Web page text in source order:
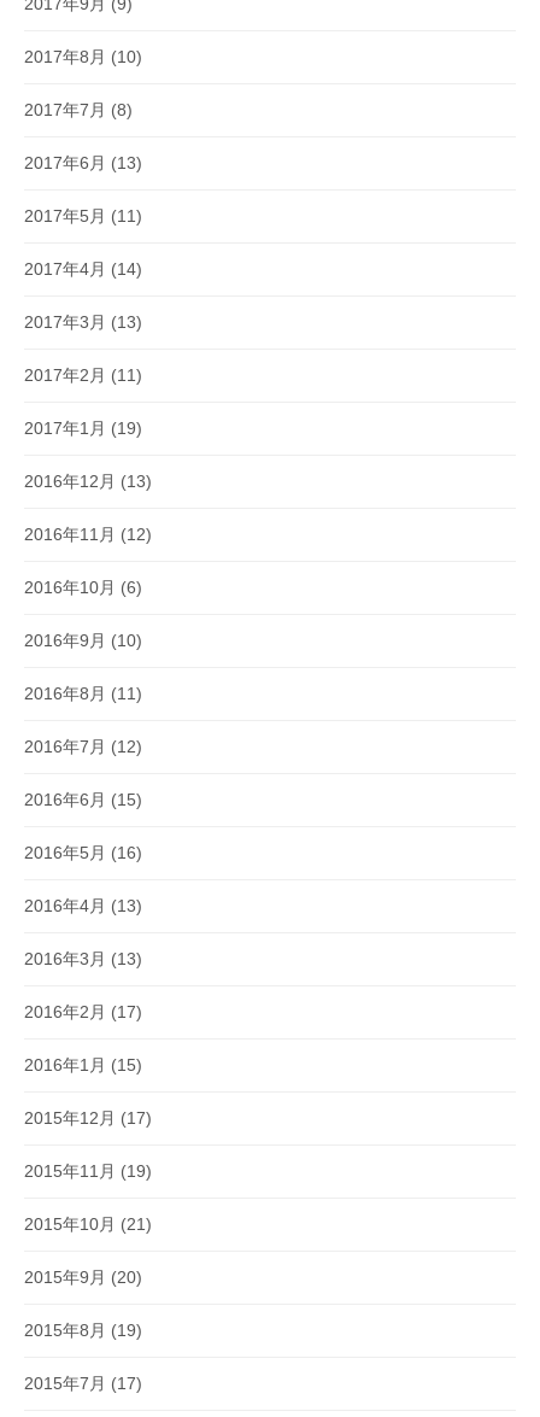
2017年8月 (10)
2017年7月 (8)
2017年6月 (13)
2017年5月 (11)
2017年4月 (14)
2017年3月 (13)
2017年2月 (11)
2017年1月 (19)
2016年12月 (13)
2016年11月 (12)
2016年10月 (6)
2016年9月 (10)
2016年8月 (11)
2016年7月 (12)
2016年6月 (15)
2016年5月 (16)
2016年4月 (13)
2016年3月 (13)
2016年2月 (17)
2016年1月 (15)
2015年12月 (17)
2015年11月 (19)
2015年10月 (21)
2015年9月 (20)
2015年8月 (19)
2015年7月 (17)